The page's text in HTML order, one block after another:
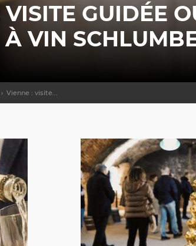
GUIDÉE
VIN
Vienne : visite...